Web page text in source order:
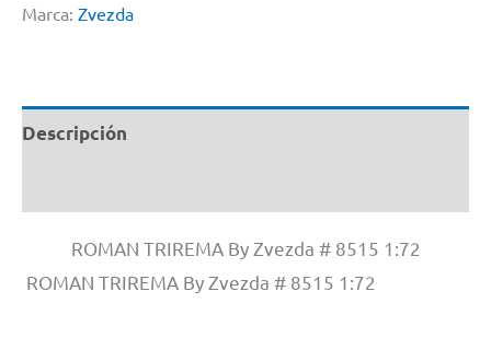
Marca: Zvezda
Descripción
ROMAN TRIREMA By Zvezda # 8515 1:72
ROMAN TRIREMA By Zvezda # 8515 1:72